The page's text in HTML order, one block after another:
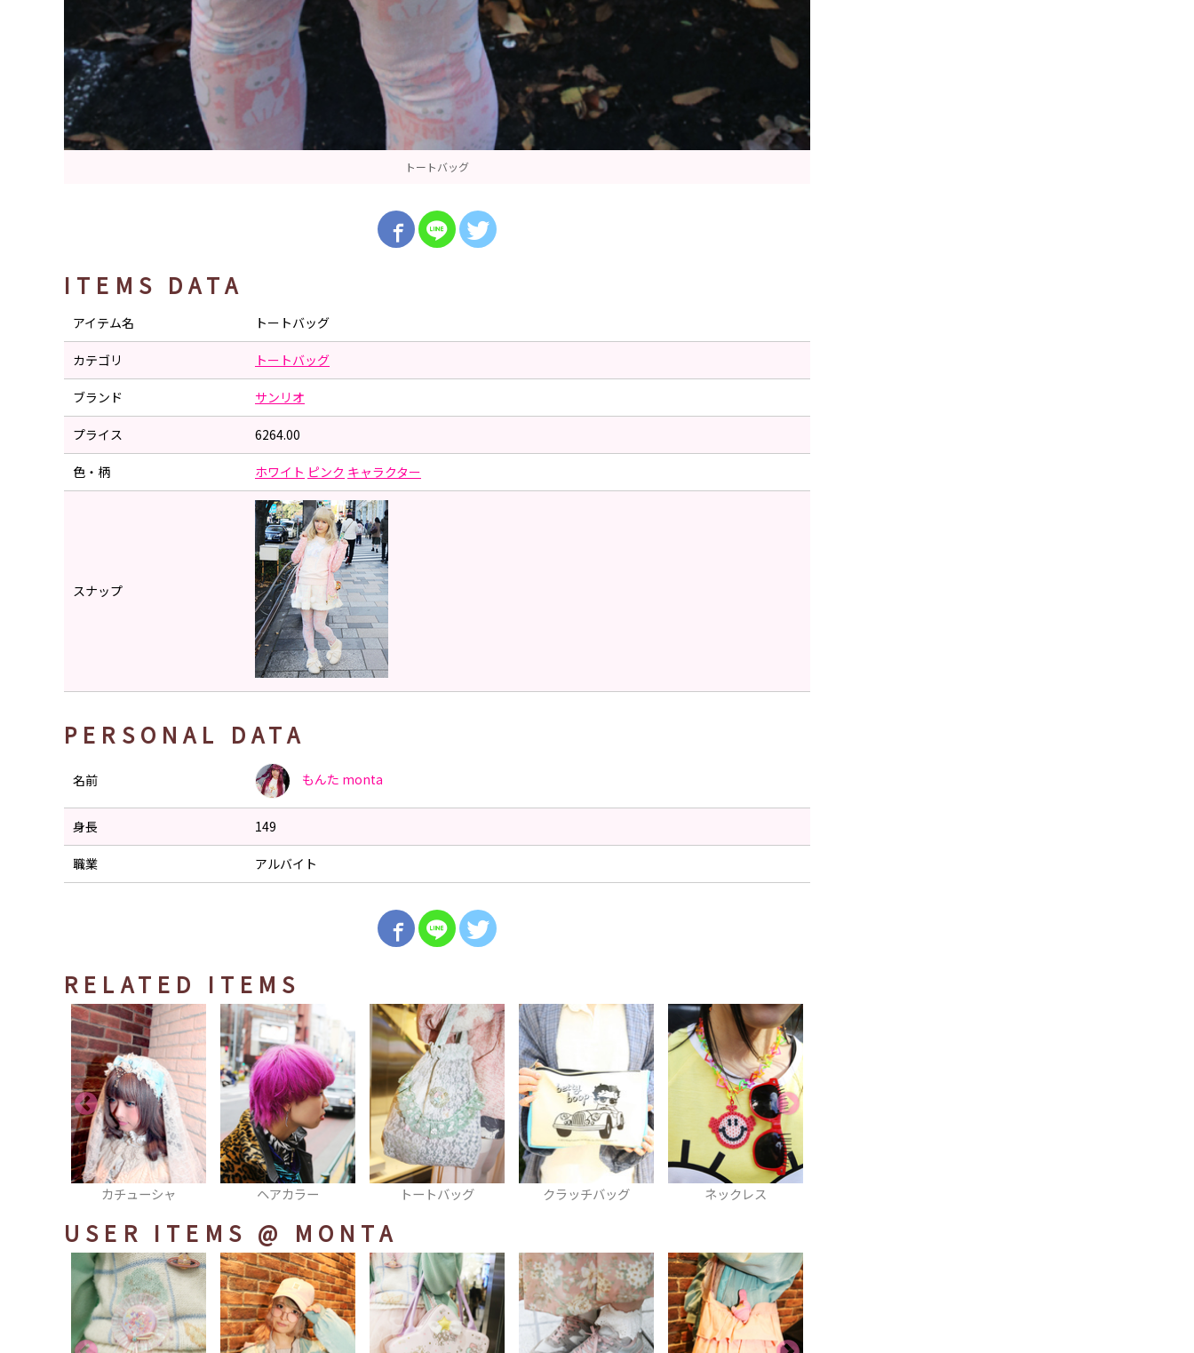
トートバッグ
ITEMS DATA
アイテム名 トートバッグ
カテゴリ トートバッグ
ブランド サンリオ
プライス 6264.00
色・柄 ホワイト ピンク キャラクター
スナップ
PERSONAL DATA
名前 もんた monta
身長 149
職業 アルバイト
RELATED ITEMS
カチューシャ ヘアカラー トートバッグ クラッチバッグ ネックレス
USER ITEMS @ MONTA